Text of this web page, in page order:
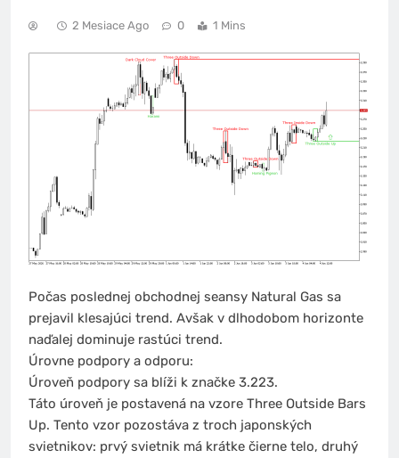
2 Mesiace Ago 0 1 Mins
Počas poslednej obchodnej seansy Natural Gas sa
prejavil klesajúci trend. Avšak v dlhodobom horizonte
naďalej dominuje rastúci trend.
Úrovne podpory a odporu:
Úroveň podpory sa blíži k značke 3.223.
Táto úroveň je postavená na vzore Three Outside Bars
Up. Tento vzor pozostáva z troch japonských
svietnikov: prvý svietnik má krátke čierne telo, druhý